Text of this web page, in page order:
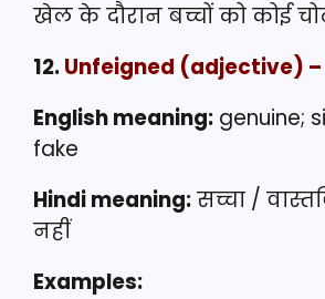
खेल के दौरान बच्चों को कोई
12.Unfeigned (adjective)
English meaning: genuine;
fake
Hindi meaning:सच्चा /
नहीं
Examples: